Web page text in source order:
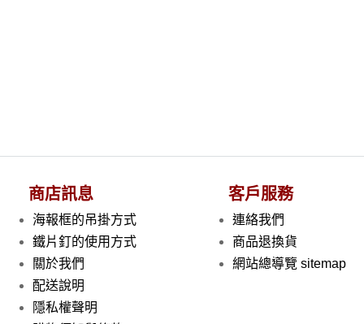
商店訊息
海報框的吊掛方式
鐵片釘的使用方式
關於我們
配送說明
隱私權聲明
客戶服務
連絡我們
商品退換貨
網站總導覽 sitemap